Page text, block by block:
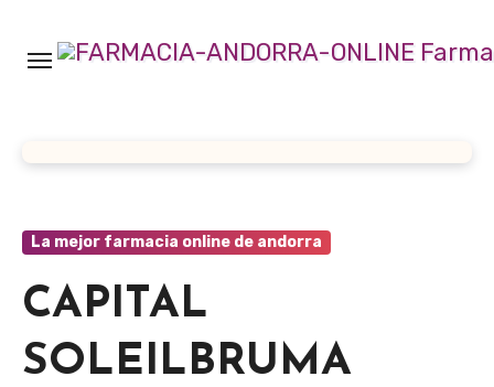
contenido
La mejor farmacia online de andorra
CAPITAL
SOLEILBRUMA